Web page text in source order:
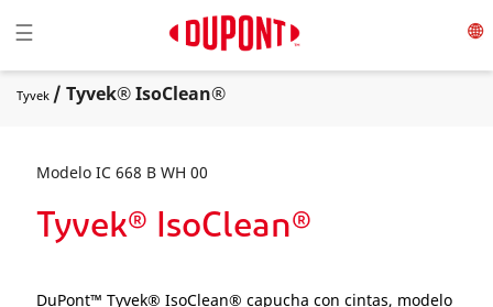
Toggle navigation
☰
Tyvek / Tyvek® IsoClean®
Modelo IC 668 B WH 00
Tyvek® IsoClean®
DuPont™ Tyvek® IsoClean® capucha con cintas, modelo